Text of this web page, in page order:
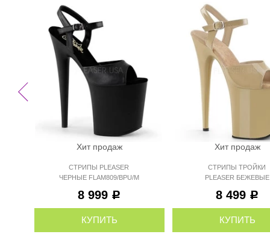
Хит продаж
СТРИПЫ PLEASER
ЧЕРНЫЕ FLAM809/BPU/M
8 999 Р
КУПИТЬ
Хит продаж
СТРИПЫ ТРОЙКИ
PLEASER БЕЖЕВЫЕ
8 499 Р
КУПИТЬ